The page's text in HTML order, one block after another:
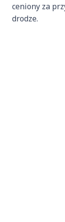
ceniony za
drodze.